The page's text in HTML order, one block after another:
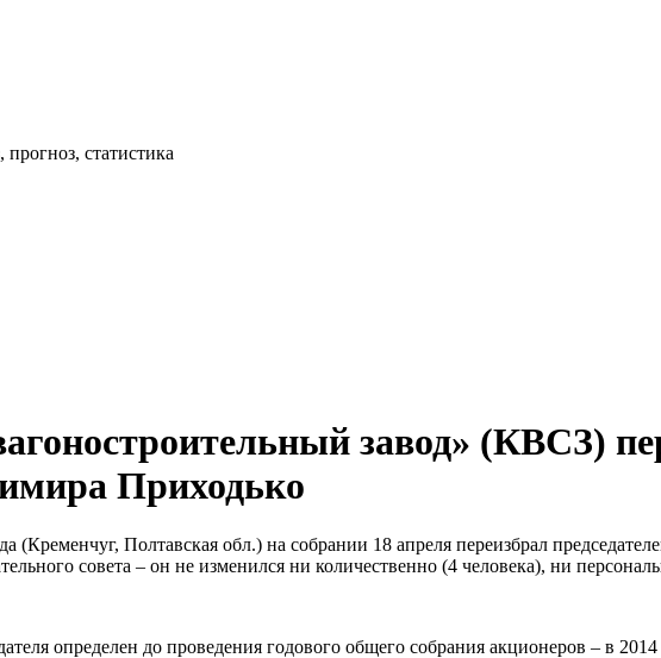
статистика
завод» (КВСЗ)
Приходько
(Кременчуг, Полтавская обл.) на собрании 18 апреля переизбрал
совета – он не изменился ни количественно (4 человека), ни
определен до проведения годового общего собрания акционеров – в 2014